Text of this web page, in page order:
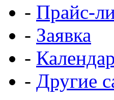
- Прайс-
- Заявка
-
- Другие